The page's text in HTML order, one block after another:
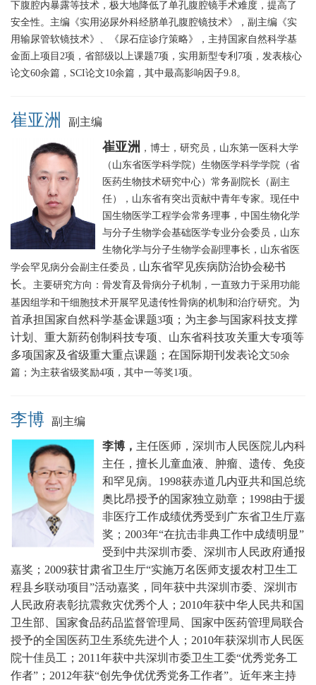
下腹腔内暴露等技术，极大地降低了单孔腹腔镜手术难度，提高了
安全性。主编《实用泌尿外科经脐单孔腹腔镜技术》，副主编《实
用输尿管软镜技术》、《尿石症诊疗策略》，主持国家自然科学基
金面上项目2项，省部级以上课题7项，实用新型专利7项，发表核心
论文60余篇，SCI论文10余篇，其中最高影响因子9.8。
崔亚洲 副主编
崔亚洲 ，博士，研究员，山东第一医科大学
（山东省医学科学院）生物医学科学学院（省
医药生物技术研究中心）常务副院长（副主
任），山东省有突出贡献中青年专家。 现任中
国生物医学工程学会常务理事，中国生物化学
与分子生物学会基础医学专业分会委员，山东
生物化学与分子生物学会副理事长，山东省医
学会罕见病分会副主任委员， 山东省罕见疾病防治协会秘书
长。
主要研究方向：骨发育及骨病分子机制，一直致力于采用功能
基因组学和干细胞技术开展罕见遗传性骨病的机制和治疗研究。为
首承担国家自然科学基金课题3项；为主参与国家科技支撑
计划、重大新药创制科技专项、山东省科技攻关重大专项等
多项国家及省级重大重点课题 ；在国际期刊发表论文50余
篇；为主获省级奖励4项，其中一等奖1项。
李博 副主编
李博， 主任医师，深圳市人民医院儿内科
主任，擅长 儿童血液、肿瘤、遗传、免疫
和罕见病。 1998获赤道几内亚共和国总统
奥比昂授予的国家独立勋章；1998由于援
非医疗工作成绩优秀受到广东省卫生厅嘉
奖；2003年“在抗击非典工作中成绩明显”
受到中共深圳市委、深圳市人民政府通报
嘉奖；2009获甘肃省卫生厅“实施万名医师支援农村卫生工
程县乡联动项目”活动嘉奖，同年获中共深圳市委、深圳市
人民政府表彰抗震救灾优秀个人；2010年获中华人民共和国
卫生部、国家食品药品监督管理局、国家中医药管理局联合
授予的全国医药卫生系统先进个人； 2010年获深圳市人民医
院十佳员工；2011年获中共深圳市委卫生工委“优秀党务工
作者”；2012年获“创先争优优秀党务工作者”。近年来主持